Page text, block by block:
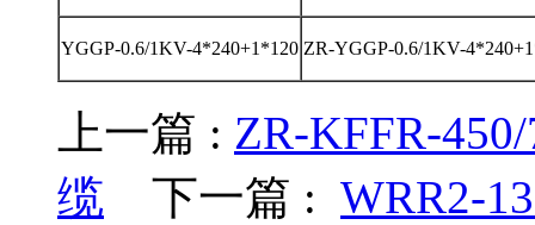
YGGP-0.6/1KV-4*240+1*120 ZR-YGGP-0.6/1KV-
上一篇 : ZR-KFFR-
缆 下一篇 : WRR2-